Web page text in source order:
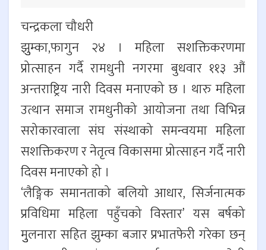
चन्द्रकला चौधरी
झुुम्का,फागुन २४ । महिला सशक्तिकरणमा
प्रोत्साहन गर्दै रामधुनी नगरमा बुधवार ११३ औं
अन्तराष्ट्रिय नारी दिवस मनाएको छ । थारु महिला
उत्थान समाज रामधुनीको आयोजना तथा विभिन्न
सरोकारवाला संघ संस्थाको समन्वयमा महिला
सशक्तिकरण र नेतृत्व विकासमा प्रोत्साहन गर्दै नारी
दिवस मनाएको हो ।
‘लैङ्गिक समानताको बलियो आधार, सिर्जनात्मक
प्रविधिमा महिला पहुँचको विस्तार’ यस बर्षको
मुुलनारा सहित झुम्का बजार प्रभातफेरी गरेका छन्